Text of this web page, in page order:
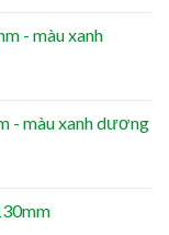
- màu xanh
- màu xanh dương